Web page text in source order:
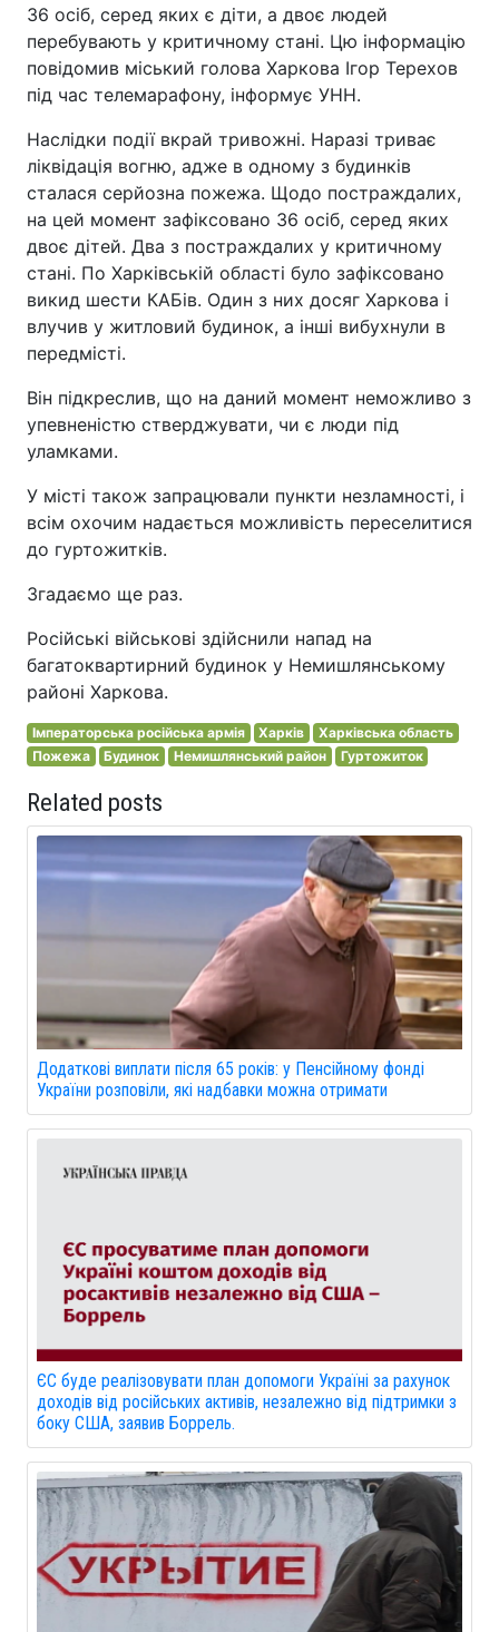
36 осіб, серед яких є діти, а двоє людей
перебувають у критичному стані. Цю інформацію
повідомив міський голова Харкова Ігор Терехов
під час телемарафону, інформує УНН.
Наслідки події вкрай тривожні. Наразі триває
ліквідація вогню, адже в одному з будинків
сталася серйозна пожежа. Щодо постраждалих,
на цей момент зафіксовано 36 осіб, серед яких
двоє дітей. Два з постраждалих у критичному
стані. По Харківській області було зафіксовано
викид шести КАБів. Один з них досяг Харкова і
влучив у житловий будинок, а інші вибухнули в
передмісті.
Він підкреслив, що на даний момент неможливо з
упевненістю стверджувати, чи є люди під
уламками.
У місті також запрацювали пункти незламності, і
всім охочим надається можливість переселитися
до гуртожитків.
Згадаємо ще раз.
Російські військові здійснили напад на
багатоквартирний будинок у Немишлянському
районі Харкова.
Імператорська російська армія Харків
Харківська область
Пожежа
Будинок Немишлянський район Гуртожиток
Related posts
Додаткові виплати після 65 років: у Пенсійному фонді
України розповіли, які надбавки можна отримати
ЄС буде реалізовувати план допомоги Україні за рахунок
доходів від російських активів, незалежно від підтримки з
боку США, заявив Боррель.